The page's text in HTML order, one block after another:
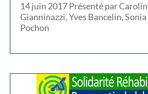
14 juin 2017 Présenté par
Gianninazzi, Yves Bancelin,
Pochon